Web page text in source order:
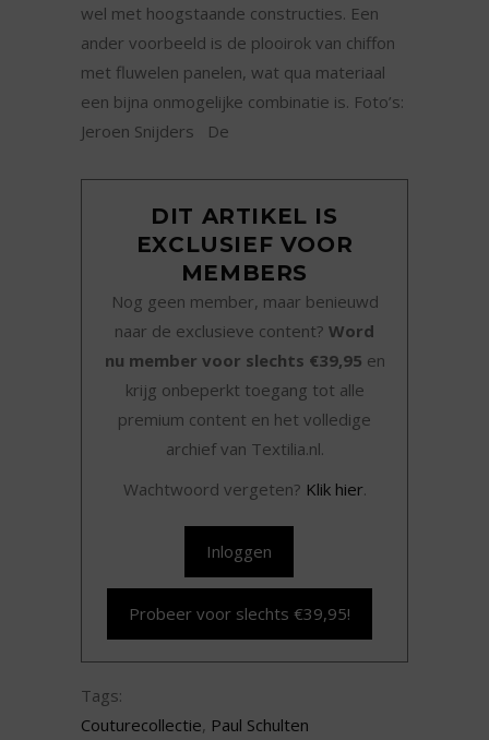
wel met hoogstaande constructies. Een
ander voorbeeld is de plooirok van chiffon
met fluwelen panelen, wat qua materiaal
een bijna onmogelijke combinatie is. Foto’s:
Jeroen Snijders De
DIT ARTIKEL IS
EXCLUSIEF VOOR
MEMBERS
Nog geen member, maar benieuwd
naar de exclusieve content? Word
nu member voor slechts €39,95 en
krijg onbeperkt toegang tot alle
premium content en het volledige
archief van Textilia.nl.
Wachtwoord vergeten? Klik hier.
Inloggen
Probeer voor slechts €39,95!
Tags:
Couturecollectie, Paul Schulten